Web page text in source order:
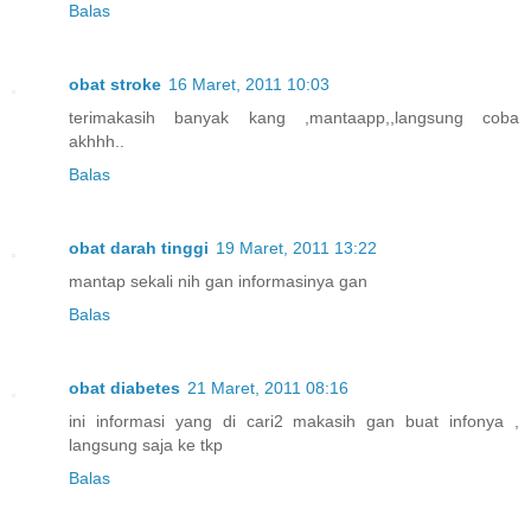
Balas
obat stroke 16 Maret, 2011 10:03
terimakasih banyak kang ,mantaapp,,langsung coba
akhhh..
Balas
obat darah tinggi 19 Maret, 2011 13:22
mantap sekali nih gan informasinya gan
Balas
obat diabetes 21 Maret, 2011 08:16
ini informasi yang di cari2 makasih gan buat infonya ,
langsung saja ke tkp
Balas